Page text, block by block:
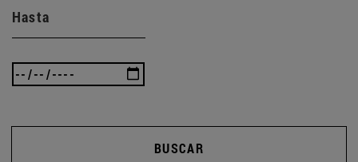
Hasta
BUSCAR